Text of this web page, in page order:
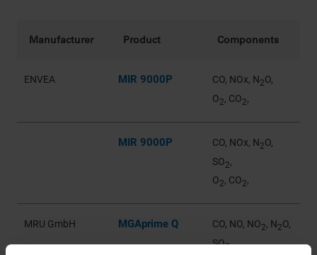
Manufacturer Product Components
ENVEA MIR 9000P CO, NOx, N2O,
O2, CO2,
MIR 9000P CO, NOx, N2O,
SO2,
O2, CO2,
MRU GmbH MGAprime Q CO, NO, NO2, N2O,
SO2,